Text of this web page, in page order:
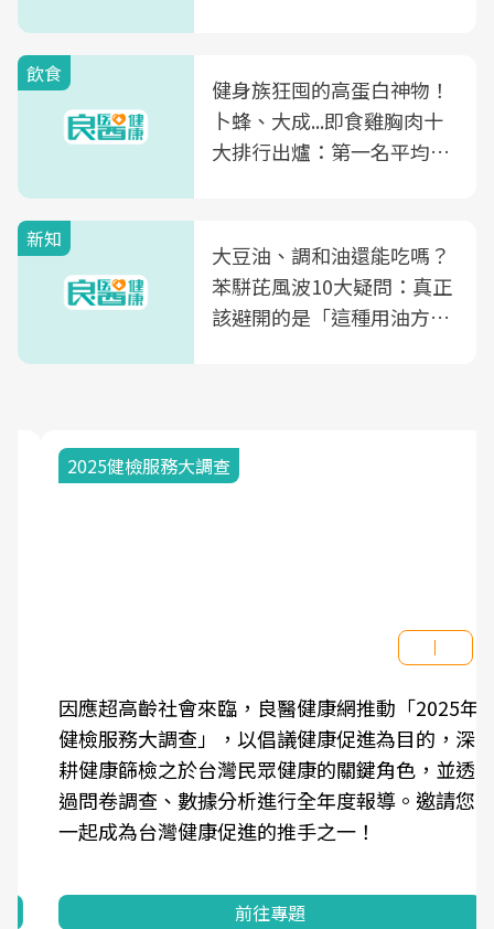
飲食
健身族狂囤的高蛋白神物！
卜蜂、大成...即食雞胸肉十
大排行出爐：第一名平均一
新知
大豆油、調和油還能吃嗎？
苯駢芘風波10大疑問：真正
該避開的是「這種用油方
2025健檢服務大調查
因應超高齡社會來臨，良醫健康網推動「2025年
健檢服務大調查」，以倡議健康促進為目的，深
耕健康篩檢之於台灣民眾健康的關鍵角色，並透
過問卷調查、數據分析進行全年度報導。邀請您
一起成為台灣健康促進的推手之一！
前往專題